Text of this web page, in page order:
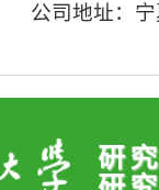
公司地址：